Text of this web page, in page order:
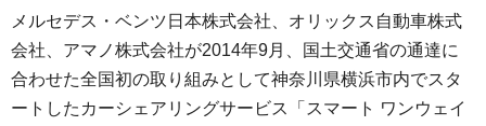
メルセデス・ベンツ日本株式会社、オリックス自動車株式
会社、アマノ株式会社が2014年9月、国土交通省の通達に
合わせた全国初の取り組みとして神奈川県横浜市内でスタ
ートしたカーシェアリングサービス「スマート ワンウェイ